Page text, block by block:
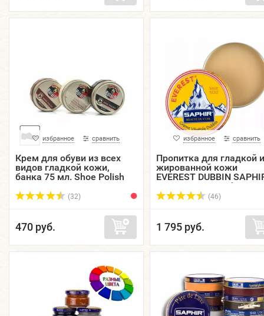
избранное сравнить
Крем для обуви из всех
видов гладкой кожи,
банка 75 мл. Shoe Polish
(32)
470 руб.
избранное сравнить
Пропитка для гладкой и
жированной кожи
EVEREST DUBBIN
металлическая банка,
мл.
(46)
1 795 руб.